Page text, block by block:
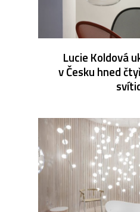
Lucie Koldová
v Česku hned